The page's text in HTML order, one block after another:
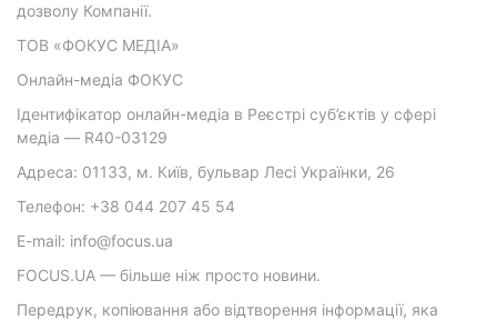
дозволу Компанії.
ТОВ «ФОКУС МЕДІА»
Онлайн-медіа ФОКУС
Ідентифікатор онлайн-медіа в Реєстрі суб’єктів у сфері
медіа — R40-03129
Адреса: 01133, м. Київ, бульвар Лесі Українки, 26
Телефон: +38 044 207 45 54
E-mail: info@focus.ua
FOCUS.UA — більше ніж просто новини.
Передрук, копіювання або відтворення інформації, яка